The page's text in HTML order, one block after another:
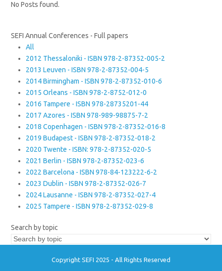
No Posts found.
SEFI Annual Conferences - Full papers
All
2012 Thessaloniki - ISBN 978-2-87352-005-2
2013 Leuven - ISBN 978-2-87352-004-5
2014 Birmingham - ISBN 978-2-87352-010-6
2015 Orleans - ISBN 978-2-8752-012-0
2016 Tampere - ISBN 978-28735201-44
2017 Azores - ISBN 978-989-98875-7-2
2018 Copenhagen - ISBN 978-2-87352-016-8
2019 Budapest - ISBN 978-2-87352-018-2
2020 Twente - ISBN: 978-2-87352-020-5
2021 Berlin - ISBN 978-2-87352-023-6
2022 Barcelona - ISBN 978-84-123222-6-2
2023 Dublin - ISBN 978-2-87352-026-7
2024 Lausanne - ISBN 978-2-87352-027-4
2025 Tampere - ISBN 978-2-87352-029-8
Search by topic
Copyright SEFI 2025 - All Rights Reserved